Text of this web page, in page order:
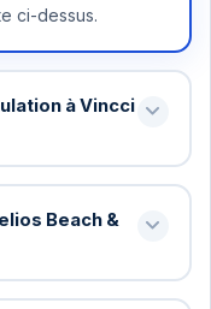
ci-dessus.
à Vincci
avant votre
Spa . Au-delà, une
tarifs spéciaux ont
Beach &
out standard: 11h